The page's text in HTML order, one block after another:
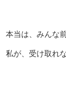
本当は、みんな
私が、受け取れ